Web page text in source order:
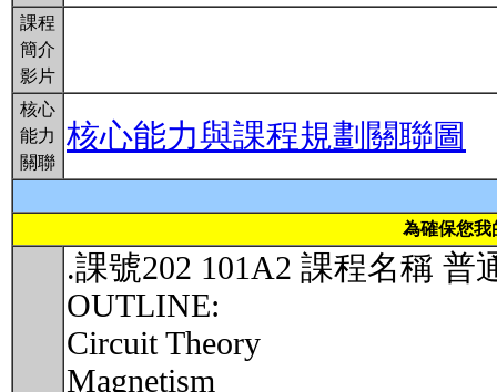
課程
簡介
影片
核心
能力
關聯
核心能力與課程規劃關聯圖
為確保您我
.課號202 101A2 課程名稱 普
OUTLINE:
Circuit Theory
Magnetism